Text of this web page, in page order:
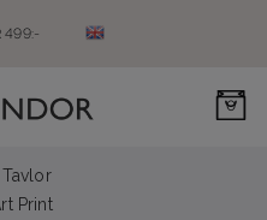
499:-
0
Print